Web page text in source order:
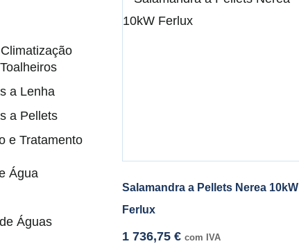
Salamandra a Pellets Nerea 10kW
Ferlux
1 736,75 € com IVA
a Lenha
a Pellets
e Tratamento
Água
Águas